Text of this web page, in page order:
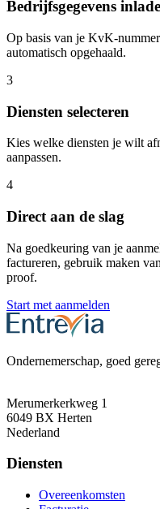
Bedrijfsgegevens
Op basis van je KvK-
automatisch opgehaald.
3
Diensten selecteren
Kies welke diensten je wilt
aanpassen.
4
Direct aan de slag
Na goedkeuring van je
factureren, gebruik maken
proof.
Start met aanmelden
Ondernemerschap, goed
Merumerkerkweg 1
6049 BX Herten
Nederland
Diensten
Overeenkomsten